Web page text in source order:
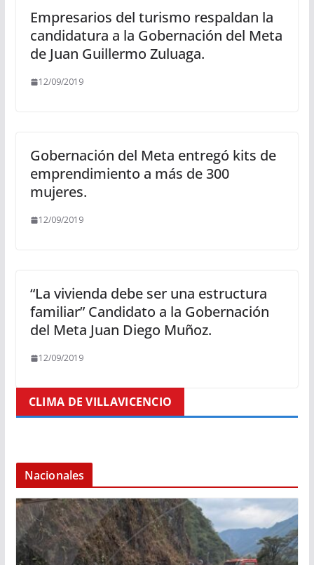
Empresarios del turismo respaldan la
candidatura a la Gobernación del Meta
de Juan Guillermo Zuluaga.
12/09/2019
Gobernación del Meta entregó kits de
emprendimiento a más de 300
mujeres.
12/09/2019
“La vivienda debe ser una estructura
familiar” Candidato a la Gobernación
del Meta Juan Diego Muñoz.
12/09/2019
CLIMA DE VILLAVICENCIO
Nacionales